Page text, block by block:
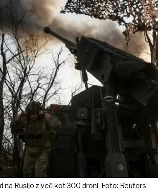
na Rusijo z več kot 300 droni. Foto: Reuters